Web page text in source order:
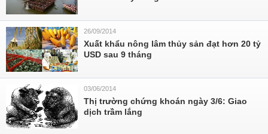
26/09/2014
Xuất khẩu nông lâm thủy sản đạt hơn 20 tỷ
USD sau 9 tháng
03/06/2014
Thị trường chứng khoán ngày 3/6: Giao
dịch trầm lắng